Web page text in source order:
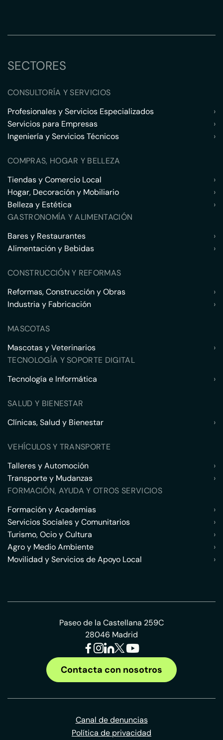
SECTORES
CONSULTORÍA Y SERVICIOS
Profesionales y Servicios Especializados
›
Servicios para Empresas
›
Ingeniería y Servicios Técnicos
›
COMPRAS, HOGAR Y BELLEZA
Tiendas y Comercio Local
›
Hogar, Decoración y Mobiliario
›
Belleza y Estética
›
GASTRONOMÍA Y ALIMENTACIÓN
Bares y Restaurantes
›
Alimentación y Bebidas
›
CONSTRUCCIÓN Y REFORMAS
Reformas, Construcción y Obras
›
Industria y Fabricación
›
MASCOTAS
Mascotas y Veterinarios
›
TECNOLOGÍA Y SOPORTE DIGITAL
Tecnología e Informática
›
SALUD Y BIENESTAR
Clínicas, Salud y Bienestar
›
VEHÍCULOS Y TRANSPORTE
Talleres y Automoción
›
Transporte y Mudanzas
›
FORMACIÓN, AYUDA Y OTROS SERVICIOS
Formación y Academias
›
Servicios Sociales y Comunitarios
›
Turismo, Ocio y Cultura
›
Agro y Medio Ambiente
›
Movilidad y Servicios de Apoyo Local
›
Paseo de la Castellana 259C
28046 Madrid
Contacta con nosotros
Canal de denuncias
Política de privacidad